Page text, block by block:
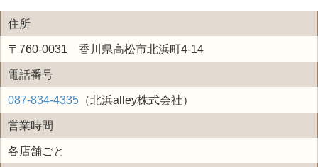
住所
〒760-0031 香川県高松市北浜町4-14
電話番号
087-834-4335 （北浜alley株式会社）
営業時間
各店舗ごと